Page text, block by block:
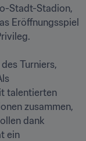
Stadt-Stadion,
Eröffnungsspiel
Turniers,
talentierten
zusammen,
dank
ein